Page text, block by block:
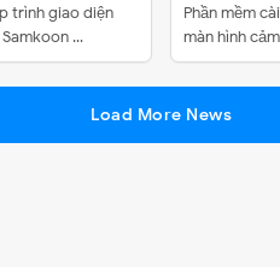
trình giao diện
…
Phần mềm
màn hình
Load More News